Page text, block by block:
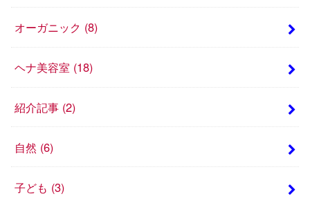
オーガニック (8)
ヘナ美容室 (18)
紹介記事 (2)
自然 (6)
子ども (3)